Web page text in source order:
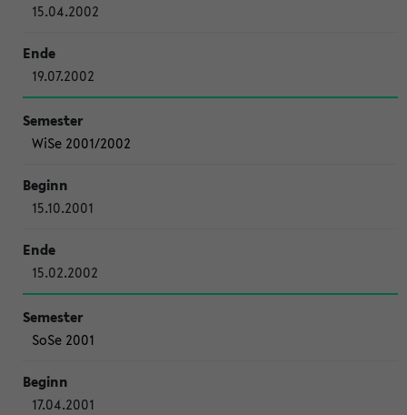
15.04.2002
19.07.2002
WiSe 2001/2002
15.10.2001
15.02.2002
SoSe 2001
17.04.2001